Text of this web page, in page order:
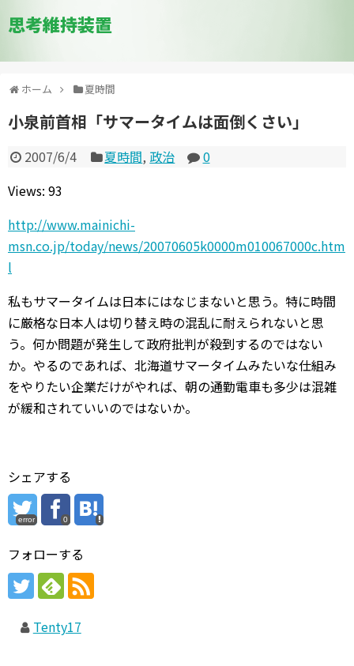
思考維持装置
ホーム 夏時間
小泉前首相「サマータイムは面倒くさい」
2007/6/4 夏時間, 政治
0
Views: 93
http://www.mainichi-
msn.co.jp/today/news/20070605k0000m010067000c.htm
l
私もサマータイムは日本にはなじまないと思う。特に時間
に厳格な日本人は切り替え時の混乱に耐えられないと思
う。何か問題が発生して政府批判が殺到するのではない
か。やるのであれば、北海道サマータイムみたいな仕組み
をやりたい企業だけがやれば、朝の通勤電車も多少は混雑
が緩和されていいのではないか。
シェアする
error 0
フォローする
Tenty17